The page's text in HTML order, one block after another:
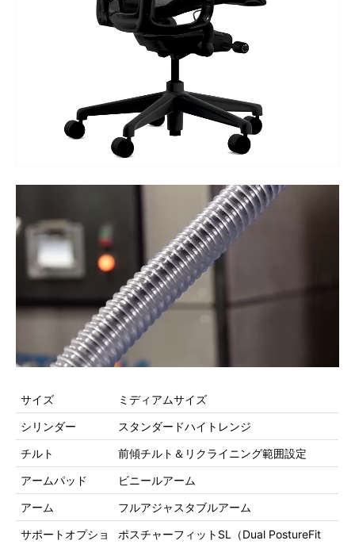
サイズ
ミディアムサイズ
シリンダー
スタンダードハイトレンジ
チルト
前傾チルト＆リクライニング範囲設定
アームパッド
ビニールアーム
アーム
フルアジャスタブルアーム
サポートオプショ
ポスチャーフィットSL（Dual PostureFit